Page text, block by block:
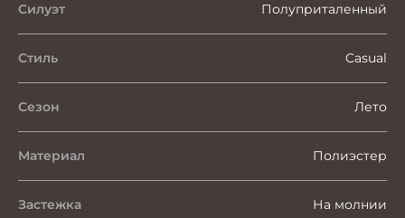
Силуэт Полуприталенный
Стиль Casual
Сезон Лето
Материал Полиэстер
Застежка На молнии